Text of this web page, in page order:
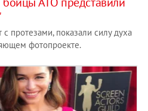
протезами, показали силу духа
фотопроекте.